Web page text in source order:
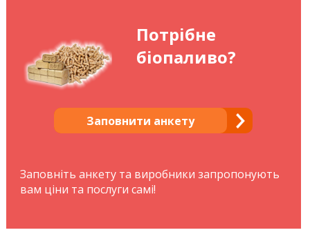
Потрібне
біопаливо?
Заповнити анкету
Заповніть анкету та виробники запропонують
вам ціни та послуги самі!